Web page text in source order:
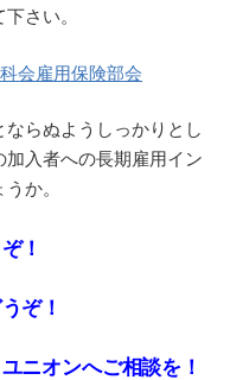
さい。
会雇用保険部会
らぬようしっかりとし
入者への長期雇用イン
か。
！
ぞ！
ニオンへご相談を！